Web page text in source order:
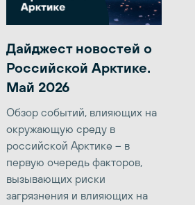
Дайджест новостей о
Российской Арктике.
Май 2026
Обзор событий, влияющих на
окружающую среду в
российской Арктике – в
первую очередь факторов,
вызывающих риски
загрязнения и влияющих на